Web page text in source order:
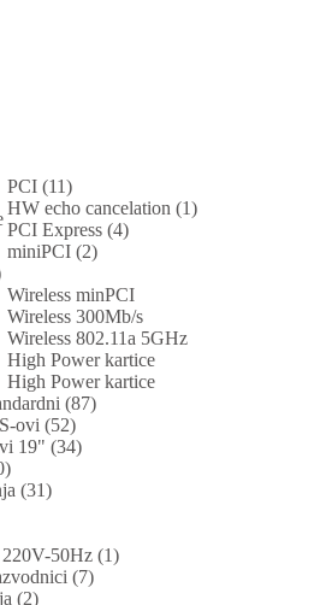
PCI (11)
HW echo cancelation (1)
PCI Express (4)
miniPCI (2)
Wireless minPCI
Wireless 300Mb/s
Wireless 802.11a 5GHz
High Power kartice
High Power kartice
(87)
ovi (52)
19" (34)
(31)
50Hz (1)
(7)
(2)